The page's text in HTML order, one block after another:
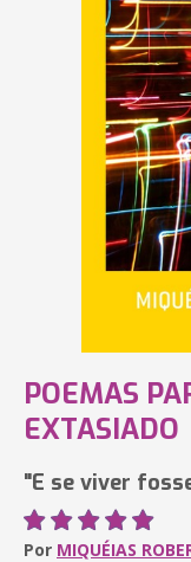
POEMAS
EXTASIADO
"E se viver
Por MIQUÉIAS